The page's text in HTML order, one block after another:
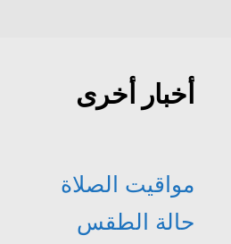
أخبار أخرى
مواقيت الصلاة
حالة الطقس